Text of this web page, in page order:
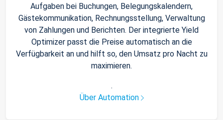
Aufgaben bei Buchungen, Belegungskalendern,
Gästekommunikation, Rechnungsstellung, Verwaltung
von Zahlungen und Berichten. Der integrierte Yield
Optimizer passt die Preise automatisch an die
Verfügbarkeit an und hilft so, den Umsatz pro Nacht zu
maximieren.
.
Über Automation